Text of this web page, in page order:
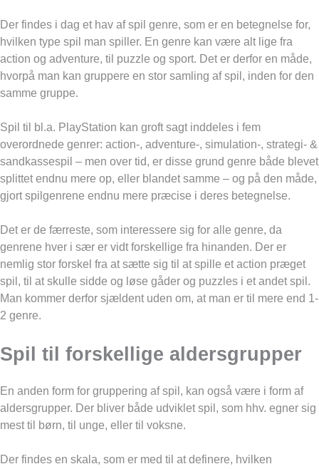
Der findes i dag et hav af spil genre, som er en betegnelse for,
hvilken type spil man spiller. En genre kan være alt lige fra
action og adventure, til puzzle og sport. Det er derfor en måde,
hvorpå man kan gruppere en stor samling af spil, inden for den
samme gruppe.
Spil til bl.a. PlayStation kan groft sagt inddeles i fem
overordnede genrer: action-, adventure-, simulation-, strategi- &
sandkassespil – men over tid, er disse grund genre både blevet
splittet endnu mere op, eller blandet samme – og på den måde,
gjort spilgenrene endnu mere præcise i deres betegnelse.
Det er de færreste, som interessere sig for alle genre, da
genrene hver i sær er vidt forskellige fra hinanden. Der er
nemlig stor forskel fra at sætte sig til at spille et action præget
spil, til at skulle sidde og løse gåder og puzzles i et andet spil.
Man kommer derfor sjældent uden om, at man er til mere end 1-
2 genre.
Spil til forskellige aldersgrupper
En anden form for gruppering af spil, kan også være i form af
aldersgrupper. Der bliver både udviklet spil, som hhv. egner sig
mest til børn, til unge, eller til voksne.
Der findes en skala, som er med til at definere, hvilken